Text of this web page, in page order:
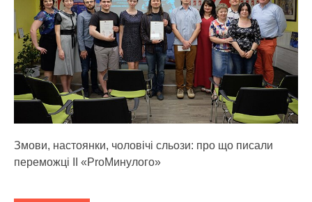
Змови, настоянки, чоловічі сльози: про що писали
переможці ІІ «ProМинулого»